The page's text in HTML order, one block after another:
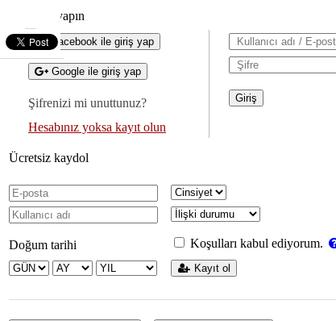
Giriş yapın
Facebook ile giriş yap
Google ile giriş yap
Şifrenizi mi unuttunuz?
Hesabınız yoksa kayıt olun
Ücretsiz kaydol
Doğum tarihi Koşulları kabul ediyorum.
Kayıt ol